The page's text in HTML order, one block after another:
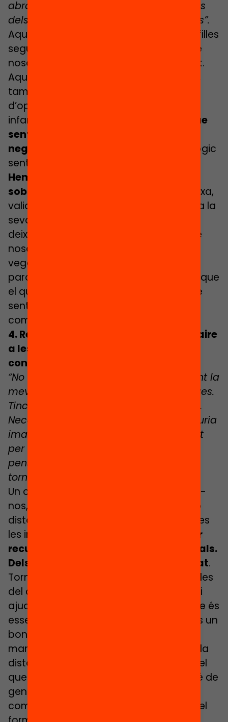
abraçades de la meva àvia, les bromes
dels tiets i les aventures amb els cosins”.
Aquests pensaments dels nostres fills i filles
segur que els podem reconèixer: també
nosaltres hem sentit quelcom semblant.
Aquesta situació de confinament, però,
també pot esdevenir una finestra
d’oportunitat per a educar els nostres
infants:
aprendre que les emocions que
sentim, encara que aquestes siguin
negatives, són vàlides i naturals.
És lògic
sentir-se malament i angoixat.
Hem de permetre que puguin parlar
sobre això
, escoltar-los en la seva queixa,
validar-la, mirar-los als ulls, posar-nos a la
seva alçada, acollint el plor o l’enuig,
deixant que s’expressin. I reconèixer que
nosaltres també ens hem sentit de
vegades desbordats els ajuda a posar
paraules a les emocions, i a adonar-se que
el que senten no és gens diferent al que
sentim els adults. Això els fa sentir
compresos, escoltats, validats.
4. Reinventem-nos: donem un altre caire
a les nostres relacions socials i al
contacte amb l’entorn.
“No em pensava que trobés a faltar tant la
meva família i els meus amics i amigues.
Tinc la necessitat urgent d’abraçar-los.
Necessito respirar la natura. Mai no hauria
imaginat que l’escola fos tan important
per a la vida dels meus fills/es. No
pensava que tindria tantes ganes de
tornar a la feina”.
Un cop tornem a la normalitat, retrobar-
nos, encara que amb mascaretes, amb
distància de seguretat i respectant totes
les indicacions sanitàries,
ha d’implicar
recuperar i restablir les relacions socials.
Dels grans. Dels petits. De la comunitat.
Tornar a reprendre els nostres vincles, des
del cara a cara i la proximitat. Valorant i
ajudant a que els infants valorin allò que és
essencial i que ens humanitza. Potser és un
bon moment per reinventar noves
maneres de relacionar-nos per tal que la
distància no impliqui un aïllament com el
que en molts casos ha generat. I també de
generar noves fórmules de participació
comunitàries, reals i possibles, malgrat el